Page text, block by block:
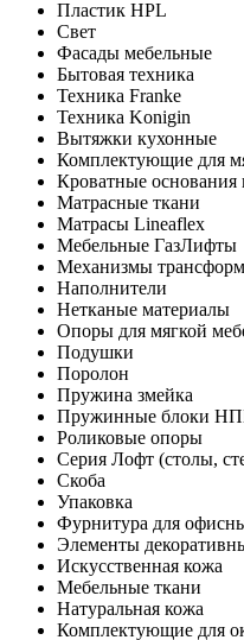
Пластик HPL
Свет
Фасады мебельные
Бытовая техника
Техника Franke
Техника Konigin
Вытяжки кухонные
Комплектующие для
Кроватные основания
Матрасные ткани
Матрасы Lineaflex
Мебельные ГазЛифты
Механизмы
Наполнители
Нетканые материалы
Опоры для мягкой
Подушки
Поролон
Пружина змейка
Пружинные блоки
Роликовые опоры
Серия Лофт (столы,
Скоба
Упаковка
Фурнитура для
Элементы
Искусственная кожа
Мебельные ткани
Натуральная кожа
Комплектующие для